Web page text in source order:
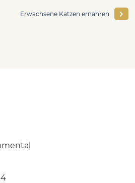
Erwachsene Katzen ernähren